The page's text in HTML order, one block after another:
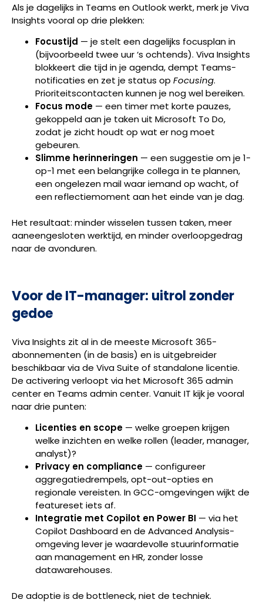
Als je dagelijks in Teams en Outlook werkt, merk je Viva
Insights vooral op drie plekken:
Focustijd — je stelt een dagelijks focusplan in
(bijvoorbeeld twee uur ‘s ochtends). Viva Insights
blokkeert die tijd in je agenda, dempt Teams-
notificaties en zet je status op Focusing.
Prioriteitscontacten kunnen je nog wel bereiken.
Focus mode — een timer met korte pauzes,
gekoppeld aan je taken uit Microsoft To Do,
zodat je zicht houdt op wat er nog moet
gebeuren.
Slimme herinneringen — een suggestie om je 1-
op-1 met een belangrijke collega in te plannen,
een ongelezen mail waar iemand op wacht, of
een reflectiemoment aan het einde van je dag.
Het resultaat: minder wisselen tussen taken, meer
aaneengesloten werktijd, en minder overloopgedrag
naar de avonduren.
Voor de IT-manager: uitrol zonder
gedoe
Viva Insights zit al in de meeste Microsoft 365-
abonnementen (in de basis) en is uitgebreider
beschikbaar via de Viva Suite of standalone licentie.
De activering verloopt via het Microsoft 365 admin
center en Teams admin center. Vanuit IT kijk je vooral
naar drie punten:
Licenties en scope — welke groepen krijgen
welke inzichten en welke rollen (leader, manager,
analyst)?
Privacy en compliance — configureer
aggregatiedrempels, opt-out-opties en
regionale vereisten. In GCC-omgevingen wijkt de
featureset iets af.
Integratie met Copilot en Power BI — via het
Copilot Dashboard en de Advanced Analysis-
omgeving lever je waardevolle stuurinformatie
aan management en HR, zonder losse
datawarehouses.
De adoptie is de bottleneck, niet de techniek.